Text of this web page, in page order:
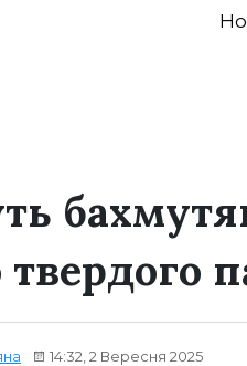
14:32, 2 Вересня 2025